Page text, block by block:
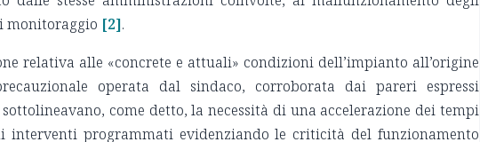
monitoraggio [2].
relativa alle «concrete e attuali» condizioni dell’impianto all’origine
operata dal sindaco, corroborata dai pareri espressi
sottolineavano, come detto, la necessità di una accelerazione dei tempi
interventi programmati evidenziando le criticità del funzionamento